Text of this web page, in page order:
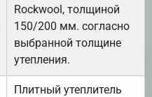
Rockwool, толщиной
150/200 мм. согласно
выбранной толщине
утепления.
Плитный утеплитель